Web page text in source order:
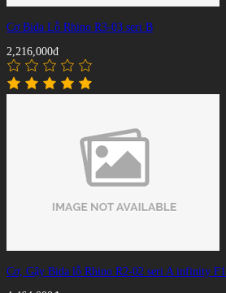
Cơ Bida Lỗ Rhino R3-03 seri B
2,216,000đ
Cơ, Gậy Bida lỗ Rhino R2-02 seri A infinity F1